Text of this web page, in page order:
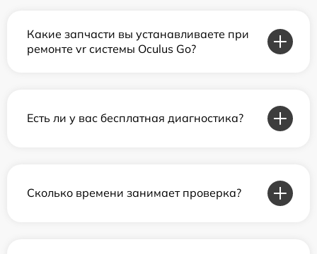
Какие запчасти вы устанавливаете при
ремонте vr системы Oculus Go?
Есть ли у вас бесплатная диагностика?
Сколько времени занимает проверка?